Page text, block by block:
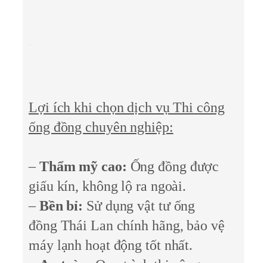
Lợi ích khi chọn dịch vụ Thi công
ống đồng chuyên nghiệp:
– Thẩm mỹ cao: Ống đồng được
giấu kín, không lộ ra ngoài.
– Bền bỉ: Sử dụng vật tư ống
đồng Thái Lan chính hãng, bảo vệ
máy lạnh hoạt động tốt nhất.